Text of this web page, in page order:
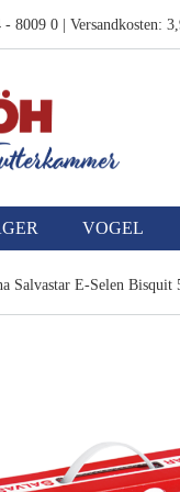
8009 0 | Versandkosten:
VOGEL
Salvastar E-Selen Bisquit